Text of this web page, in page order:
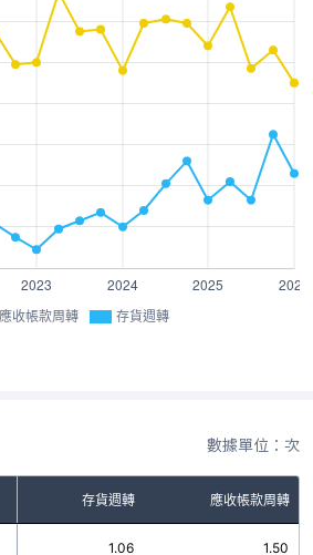
應收帳款周轉 存貨週轉
數據單位：次
存貨週轉 應收帳款周轉
1.06 1.50